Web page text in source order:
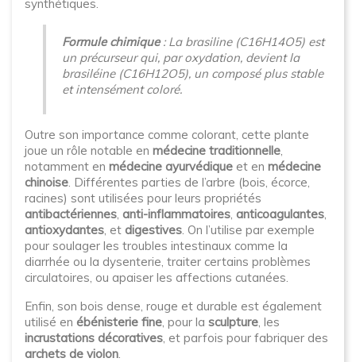
synthétiques.
Formule chimique: La brasiline (C16H14O5) est
un précurseur qui, par oxydation, devient la
brasiléine (C16H12O5), un composé plus stable
et intensément coloré.
Outre son importance comme colorant, cette plante
joue un rôle notable en médecine traditionnelle,
notamment en médecine ayurvédique et en médecine
chinoise. Différentes parties de l’arbre (bois, écorce,
racines) sont utilisées pour leurs propriétés
antibactériennes, anti-inflammatoires, anticoagulantes,
antioxydantes, et digestives. On l’utilise par exemple
pour soulager les troubles intestinaux comme la
diarrhée ou la dysenterie, traiter certains problèmes
circulatoires, ou apaiser les affections cutanées.
Enfin, son bois dense, rouge et durable est également
utilisé en ébénisterie fine, pour la sculpture, les
incrustations décoratives, et parfois pour fabriquer des
archets de violon.